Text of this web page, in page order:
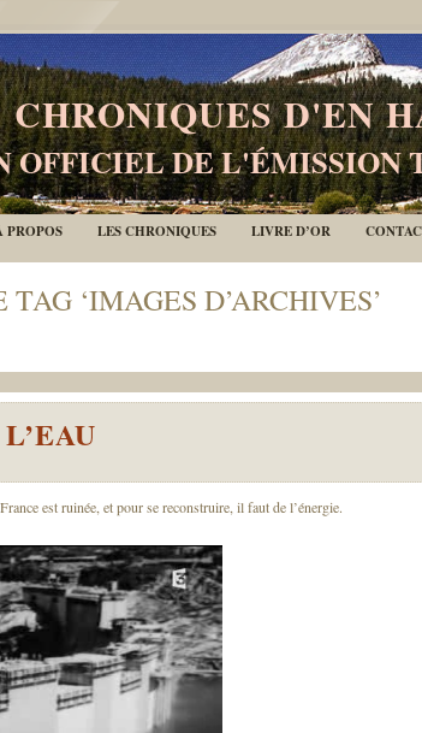
CHRONIQUES D'EN
OFFICIEL DE L'ÉMISSION
PROPOS LES CHRONIQUES LIVRE D’OR
‘IMAGES D’ARCHIVES’
est ruinée, et pour se reconstruire, il faut de l’énergie.